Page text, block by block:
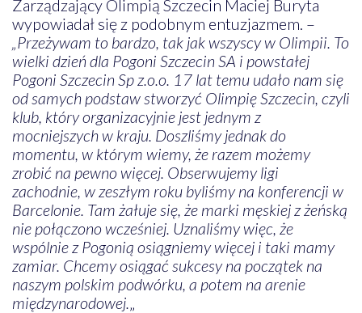
Zarządzający Olimpią Szczecin Maciej Buryta
wypowiadał się z podobnym entuzjazmem. –
„Przeżywam to bardzo, tak jak wszyscy w Olimpii. To
wielki dzień dla Pogoni Szczecin SA i powstałej
Pogoni Szczecin Sp z.o.o. 17 lat temu udało nam się
od samych podstaw stworzyć Olimpię Szczecin, czyli
klub, który organizacyjnie jest jednym z
mocniejszych w kraju. Doszliśmy jednak do
momentu, w którym wiemy, że razem możemy
zrobić na pewno więcej. Obserwujemy ligi
zachodnie, w zeszłym roku byliśmy na konferencji w
Barcelonie. Tam żałuje się, że marki męskiej z żeńską
nie połączono wcześniej. Uznaliśmy więc, że
wspólnie z Pogonią osiągniemy więcej i taki mamy
zamiar. Chcemy osiągać sukcesy na początek na
naszym polskim podwórku, a potem na arenie
międzynarodowej.„